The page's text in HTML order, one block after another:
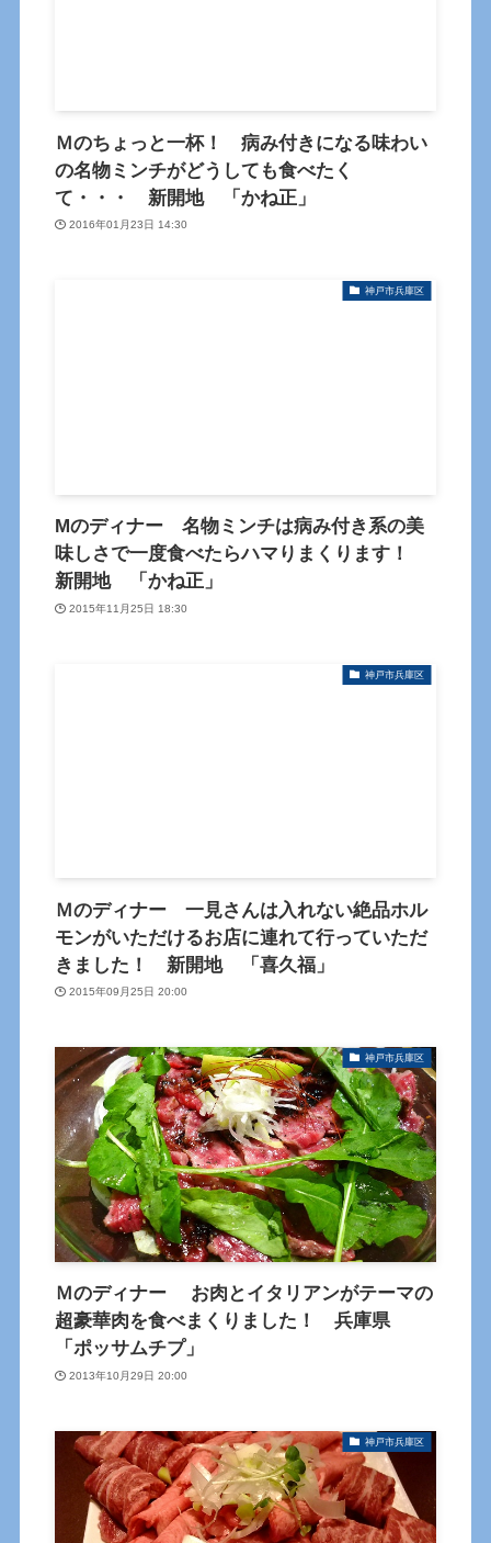
Ｍのちょっと一杯！ 病み付きになる味わい
の名物ミンチがどうしても食べたく
て・・・ 新開地 「かね正」
2016年01月23日 14:30
神戸市兵庫区
Mのディナー 名物ミンチは病み付き系の美
味しさで一度食べたらハマりまくります！
新開地 「かね正」
2015年11月25日 18:30
神戸市兵庫区
Ｍのディナー 一見さんは入れない絶品ホル
モンがいただけるお店に連れて行っていただ
きました！ 新開地 「喜久福」
2015年09月25日 20:00
神戸市兵庫区
Ｍのディナー お肉とイタリアンがテーマの
超豪華肉を食べまくりました！ 兵庫県
「ポッサムチプ」
2013年10月29日 20:00
神戸市兵庫区